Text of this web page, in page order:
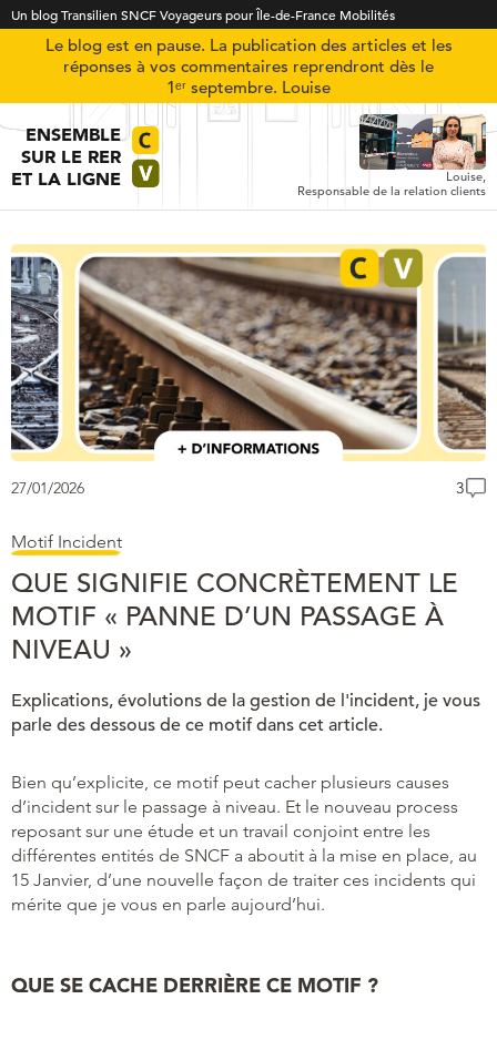
Un blog Transilien SNCF Voyageurs pour Île-de-France Mobilités
Le blog est en pause. La publication des articles et les
réponses à vos commentaires reprendront dès le
1ᵉʳ septembre. Louise
ENSEMBLE
SUR LE RER
ET LA LIGNE
Louise,
Responsable de la relation clients
27/01/2026 3
Motif Incident
QUE SIGNIFIE CONCRÈTEMENT LE
MOTIF « PANNE D’UN PASSAGE À
NIVEAU »
Explications, évolutions de la gestion de l'incident, je vous
parle des dessous de ce motif dans cet article.
Bien qu’explicite, ce motif peut cacher plusieurs causes
d’incident sur le passage à niveau. Et le nouveau process
reposant sur une étude et un travail conjoint entre les
différentes entités de SNCF a aboutit à la mise en place, au
15 Janvier, d’une nouvelle façon de traiter ces incidents qui
mérite que je vous en parle aujourd’hui.
QUE SE CACHE DERRIÈRE CE MOTIF ?